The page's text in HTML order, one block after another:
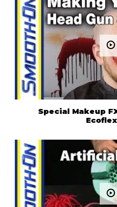
Special Makeup